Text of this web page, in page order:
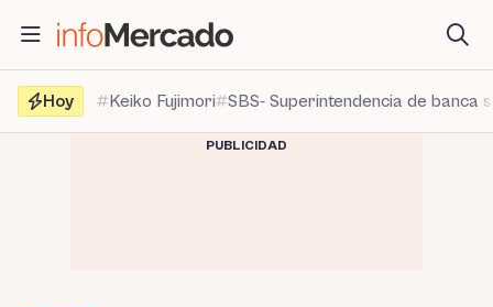
contenido
Hoy
Keiko Fujimori SBS- Superintendencia de banca
PUBLICIDAD